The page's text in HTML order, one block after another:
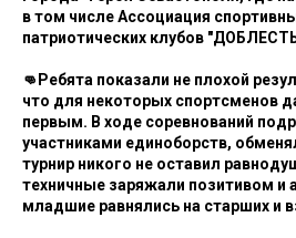
в том числе Ассоциация
патриотических клубов
👊Ребята показали не плохой
что для некоторых спортсменов
первым. В ходе соревнований
участниками единоборств,
турнир никого не оставил
техничные заряжали позитивом и
младшие равнялись на старших и